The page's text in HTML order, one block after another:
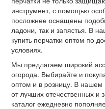
инструмент, с помощью
посложнее оснащены
ладони, так и запястья. В
купить перчатки оптом по
условиях.
Мы предлагаем широкий
огорода. Выбирайте и
оптом и в розницу. В нашем
от лучших отечественных и
каталог ежедневно